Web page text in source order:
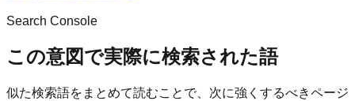
Search Console
この意図で実際に検索された語
似た検索語をまとめて読むことで、次に強くするべきページ